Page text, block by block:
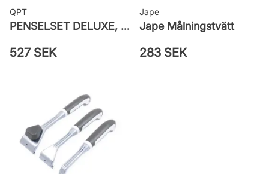
QPT
PENSELSET DELUXE, MÅLA FASAD, ALLA YTOR
527 SEK
Jape
Jape Målningstvätt
283 SEK